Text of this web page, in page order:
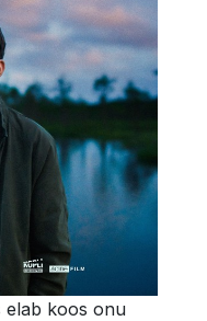
elab koos onu